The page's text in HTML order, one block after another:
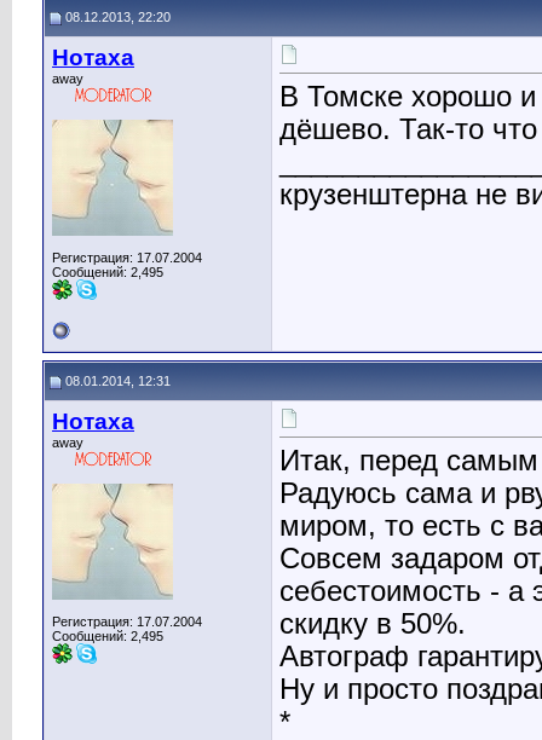
08.12.2013, 22:20
Нотаха
away
Регистрация: 17.07.2004
Сообщений: 2,495
В Томске хорошо и
дёшево. Так-то
крузенштерна не
08.01.2014, 12:31
Нотаха
away
Регистрация: 17.07.2004
Сообщений: 2,495
Итак, перед
Радуюсь сама и
миром, то есть с
Совсем задаром
себестоимость - а
скидку в 50%.
Автограф
Ну и просто
*